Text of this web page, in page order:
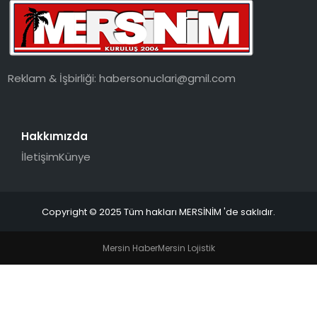
EKONOMI
MAGAZIN
DÜNYA
Reklam & İşbirliği:habersonuclari@gmil.com
Hakkımızda
İletişimKünye
Copyright © 2025 Tüm hakları MERSİNİM 'de saklıdır.
Mersin HaberMersin Lojistik